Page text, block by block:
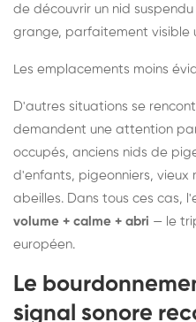
de découvrir un nid
grange, parfaitement visible
Les emplacements moins
D'autres situations se
demandent une attention
occupés, anciens nids de
d'enfants, pigeonniers, vieux
abeilles. Dans tous ces cas,
volume + calme + abri — le
européen.
Le
signal sonore